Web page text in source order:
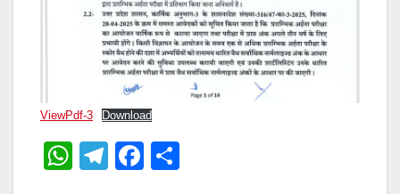
ViewPdf-3 Download
W
T
F